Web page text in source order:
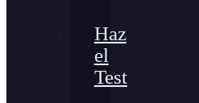
Haz
el
Test